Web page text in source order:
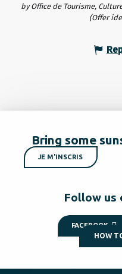
by Office de Tourisme,
(Offer
Bring some
JE M'INSCRIS
Follow us
FACEBOOK
HOW